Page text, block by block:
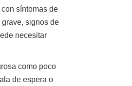
síntomas de
signos de
necesitar
como poco
de espera o